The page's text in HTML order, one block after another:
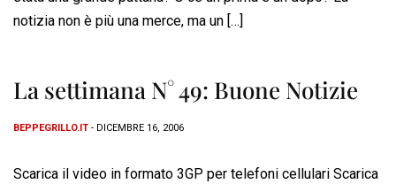
notizia non è più una merce, ma un […]
La settimana N° 49: Buone Notizie
BEPPEGRILLO.IT - DICEMBRE 16, 2006
Scarica il video in formato 3GP per telefoni cellulari Scarica